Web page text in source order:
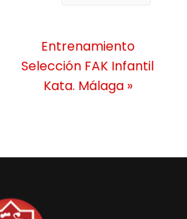
Entrenamiento
Selección FAK Infantil
Kata. Málaga »